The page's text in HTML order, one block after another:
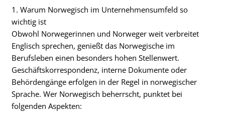
1. Warum Norwegisch im Unternehmensumfeld so
wichtig ist
Obwohl Norwegerinnen und Norweger weit verbreitet
Englisch sprechen, genießt das Norwegische im
Berufsleben einen besonders hohen Stellenwert.
Geschäftskorrespondenz, interne Dokumente oder
Behördengänge erfolgen in der Regel in norwegischer
Sprache. Wer Norwegisch beherrscht, punktet bei
folgenden Aspekten: